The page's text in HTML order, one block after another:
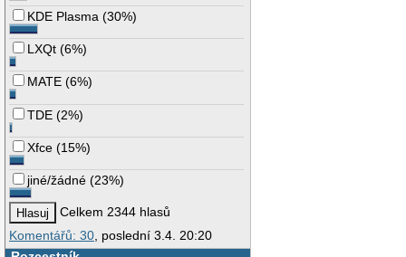
KDE Plasma (30%)
LXQt (6%)
MATE (6%)
TDE (2%)
Xfce (15%)
jiné/žádné (23%)
Celkem 2344 hlasů
Komentářů: 30 , poslední 3.4. 20:20